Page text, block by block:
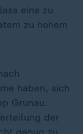
eine zu
zu hohem
haben, sich
Grunau.
der